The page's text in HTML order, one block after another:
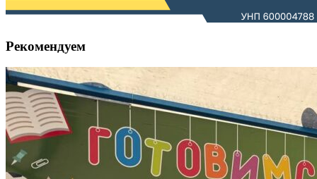
Рекомендуем